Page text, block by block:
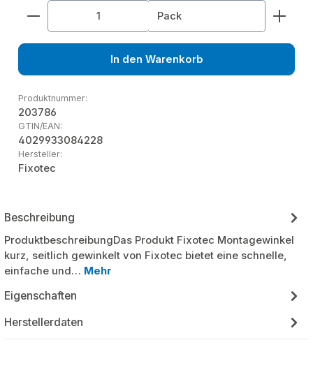
Produkt Anzahl: Gib den gewünschten Wert
Pack
In den Warenkorb
Produktnummer:
203786
GTIN/EAN:
4029933084228
Hersteller:
Fixotec
Beschreibung
ProduktbeschreibungDas Produkt Fixotec Montagewinkel
kurz, seitlich gewinkelt von Fixotec bietet eine schnelle,
einfache und… Mehr
Eigenschaften
Herstellerdaten